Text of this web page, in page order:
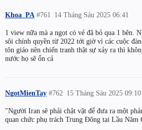
Khoa_PA 14 Tháng Sáu 2025 06:41
#761
1 view nữa mà a ngọt có vẻ đã bỏ qua 1 bên.
sôi chính quyền từ 2022 tới giờ vì các cuộc
tôn giáo nên chiến tranh thật sự xảy ra thì
nước họ sẽ ổn cả
NgotMienTay 15 Tháng Sáu 2025 09:10
#762
"Người Iran sẽ phải chật vật để đưa ra một
quan chức phụ trách Trung Đông tại Lầu Năm